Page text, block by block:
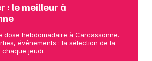
: le meilleur à
dose hebdomadaire à Carcassonne.
événements : la sélection de la
chaque jeudi.